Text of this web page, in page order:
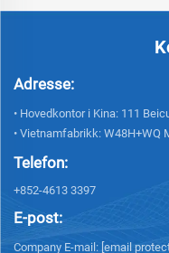
Adresse:
• Hovedkontor i Kina: 111
• Vietnamfabrikk: W48H+WQ
Telefon:
+852-4613 3397
E-post:
Company E-mail: [email